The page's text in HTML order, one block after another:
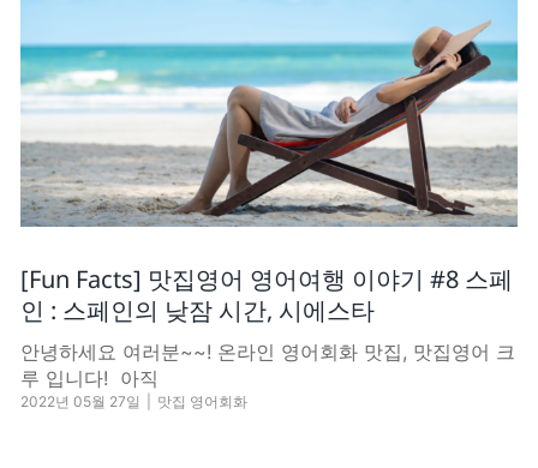
[Fun Facts] 맛집영어 영어여행 이야기 #8 스페
인 : 스페인의 낮잠 시간, 시에스타
안녕하세요 여러분~~! 온라인 영어회화 맛집, 맛집영어 크
루 입니다! ​​ 아직
2022년 05월 27일 맛집 영어회화